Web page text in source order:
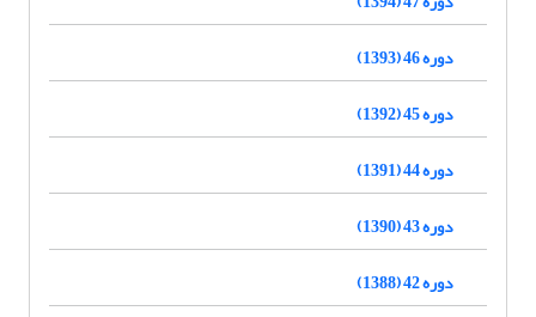
دوره 46 (1393)
دوره 45 (1392)
دوره 44 (1391)
دوره 43 (1390)
دوره 42 (1388)